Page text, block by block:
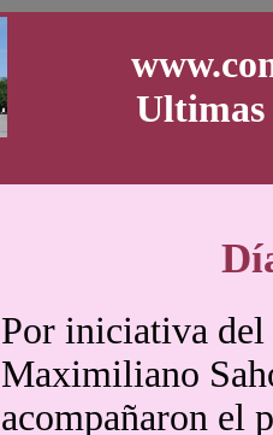
Ultimas
Por iniciativa del
Maximiliano
acompañaron el